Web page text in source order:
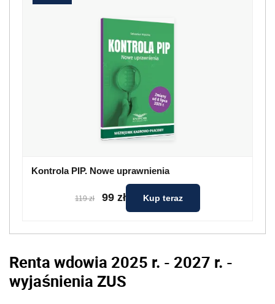
Kontrola PIP. Nowe uprawnienia
119 zł 99 zł Kup teraz
Renta wdowia 2025 r. - 2027 r. -
wyjaśnienia ZUS